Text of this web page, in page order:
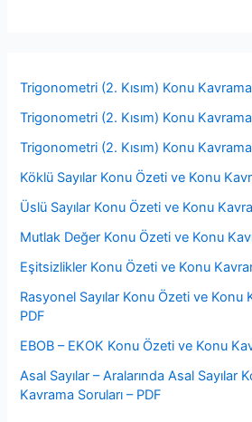
Trigonometri (2. Kısım) Konu
Trigonometri (2. Kısım) Konu
Trigonometri (2. Kısım) Konu Kavrama
Köklü Sayılar Konu Özeti ve Konu
Üslü Sayılar Konu Özeti ve Konu
Mutlak Değer Konu Özeti ve Konu
Eşitsizlikler Konu Özeti ve Konu
Rasyonel Sayılar Konu Özeti ve Konu
PDF
EBOB – EKOK Konu Özeti ve Konu
Asal Sayılar – Aralarında Asal Sayılar
Kavrama Soruları – PDF